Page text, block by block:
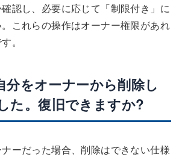
認し、必要に応じて「制限付き」に
これらの操作はオーナー権限があれ
。
分をオーナーから削除し
た。復旧できますか?
ーだった場合、削除はできない仕様